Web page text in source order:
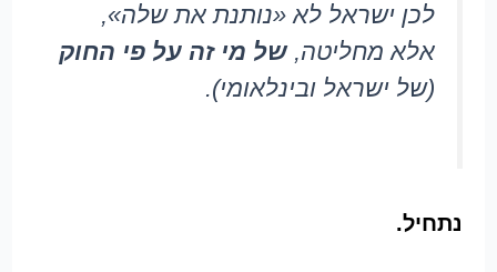
לכן ישראל לא «נותנת את שלה»,
אלא מחליטה,של מי זה על פי החוק
(של ישראל ובינלאומי).
נתחיל.